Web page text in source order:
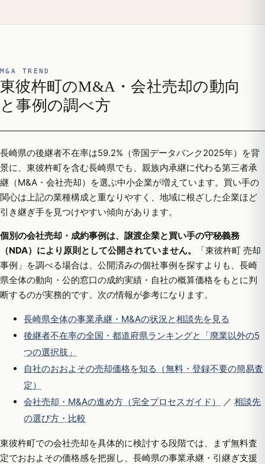
M&A TREND
東彼杵町のM&A・会社売却の動向
と事例の調べ方
長崎県の後継者不在率は59.2%（帝国データバンク2025年）を背
景に、東彼杵町を含む長崎県でも、親族内承継に代わる第三者承
継（M&A・会社売却）を選ぶ中小企業が増えています。買い手の
関心は上記の業種構成と重なりやすく、地域に根ざした企業ほど
引き継ぎ手を見つけやすい傾向があります。
個別の会社売却・成約事例は、譲渡企業と買い手の守秘義務
（NDA）により原則として公開されていません。
「東彼杵町 売却
事例」を調べる場合は、公開済みの個社事例を探すよりも、長崎
県全体の動向・公的窓口の成約実績・自社の概算価格をもとに判
断するのが実務的です。次の情報が参考になります。
長崎県全体の事業承継・M&Aの状況と相談先を見る
後継者不在率の全国・都道府県ランキングと「廃業以外の5
つの選択肢」
自社のおおよその売却価格を知る（無料・登録不要の簡易査
定）
会社売却・M&Aの進め方（完全プロセスガイド）
／ 相談先
の選び方・比較
東彼杵町での会社売却を具体的に検討する段階では、まず無料査
定でおおよその価格感を把握し、長崎県の事業承継・引継ぎ支援